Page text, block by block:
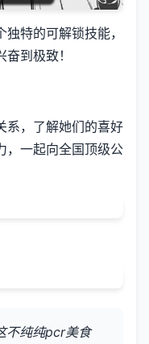
特的可解锁技能，
到极致！
系，了解她们的喜好
，一起向全国顶级公
不纯纯pcr美食